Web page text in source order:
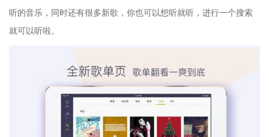
听的音乐，同时还有很多新歌，你也可以想听就听，进行一个搜索
就可以听啦。